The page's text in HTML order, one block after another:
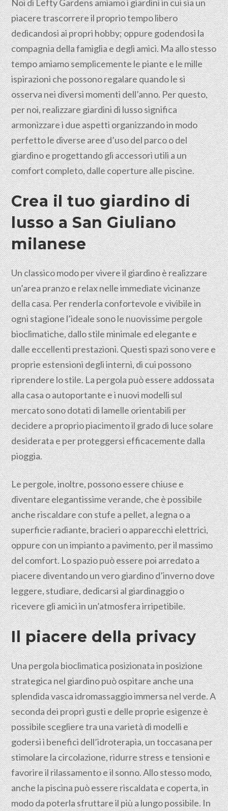
Noi di Lefty Gardens amiamo i giardini in cui sia un
piacere trascorrere il proprio tempo libero
dedicandosi ai propri hobby; oppure godendosi la
compagnia della famiglia e degli amici. Ma allo stesso
tempo amiamo semplicemente le piante e le mille
ispirazioni che possono regalare quando le si
osserva nei diversi momenti dell’anno. Per questo,
per noi, realizzare giardini di lusso significa
armonizzare i due aspetti organizzando in modo
perfetto le diverse aree d’uso del parco o del
giardino e progettando gli accessori utili a un
comfort completo, dalle coperture alle piscine.
Crea il tuo giardino di
lusso aSan Giuliano
milanese
Un classico modo per vivere il giardino è realizzare
un’area pranzo e relax nelle immediate vicinanze
della casa. Per renderla confortevole e vivibile in
ogni stagione l’ideale sono le nuovissime pergole
bioclimatiche, dallo stile minimale ed elegante e
dalle eccellenti prestazioni. Questi spazi sono vere e
proprie estensioni degli interni, di cui possono
riprendere lo stile. La pergola può essere addossata
alla casa o autoportante e i nuovi modelli sul
mercato sono dotati di lamelle orientabili per
decidere a proprio piacimento il grado di luce solare
desiderata e per proteggersi efficacemente dalla
pioggia.
Le pergole, inoltre, possono essere chiuse e
diventare elegantissime verande, che è possibile
anche riscaldare con stufe a pellet, a legna o a
superficie radiante, bracieri o apparecchi elettrici,
oppure con un impianto a pavimento, per il massimo
del comfort. Lo spazio può essere poi arredato a
piacere diventando un vero giardino d’invernodove
leggere, studiare, dedicarsi al giardinaggio o
ricevere gli amici in un’atmosfera irripetibile.
Il piacere della privacy
Una pergola bioclimatica posizionata in posizione
strategica nel giardino può ospitare anche una
splendida vasca idromassaggio immersa nel verde. A
seconda dei propri gusti e delle proprie esigenze è
possibile scegliere tra una varietà di modelli e
godersi i benefici dell’idroterapia, un toccasana per
stimolare la circolazione, ridurre stress e tensioni e
favorire il rilassamento e il sonno. Allo stesso modo,
anche la piscina può essere riscaldata e coperta, in
modo da poterla sfruttare il più a lungo possibile. In